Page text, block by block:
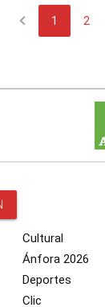
chevron_left 1 2
Cultural
Ánfora 2026
Deportes
Clic